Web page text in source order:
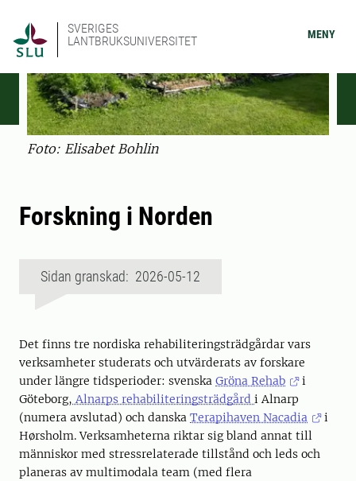
SVERIGES
LANTBRUKSUNIVERSITET
MENY
Foto: Elisabet Bohlin
Forskning i Norden
Sidan granskad: 2026-05-12
Det finns tre nordiska rehabiliteringsträdgårdar vars
verksamheter studerats och utvärderats av forskare
under längre tidsperioder: svenska Gröna Rehab
i
Göteborg, Alnarps rehabiliteringsträdgård i Alnarp
(numera avslutad) och danska Terapihaven Nacadia
i
Hørsholm. Verksamheterna riktar sig bland annat till
människor med stressrelaterade tillstånd och leds och
planeras av multimodala team (med flera